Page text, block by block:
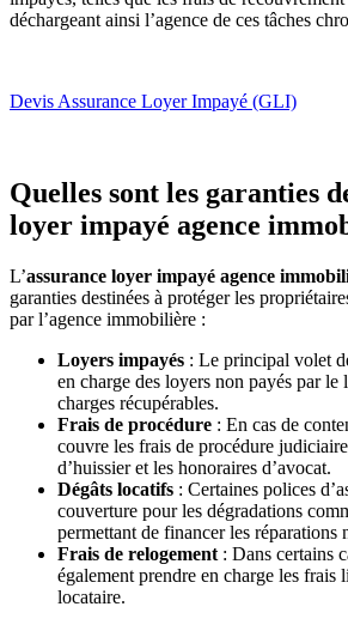
déchargeant ainsi l’agence de ces tâches
Devis Assurance Loyer Impayé (GLI)
Quelles sont les garanties
loyer impayé agence
L’assurance loyer impayé agence
garanties destinées à protéger les
par l’agence immobilière :
Loyers impayés : Le principal volet
en charge des loyers non payés par
charges récupérables.
Frais de procédure : En cas de
couvre les frais de procédure
d’huissier et les honoraires d’avocat.
Dégâts locatifs : Certaines polices
couverture pour les dégradations
permettant de financer les réparations
Frais de relogement : Dans certains
également prendre en charge les frais
locataire.